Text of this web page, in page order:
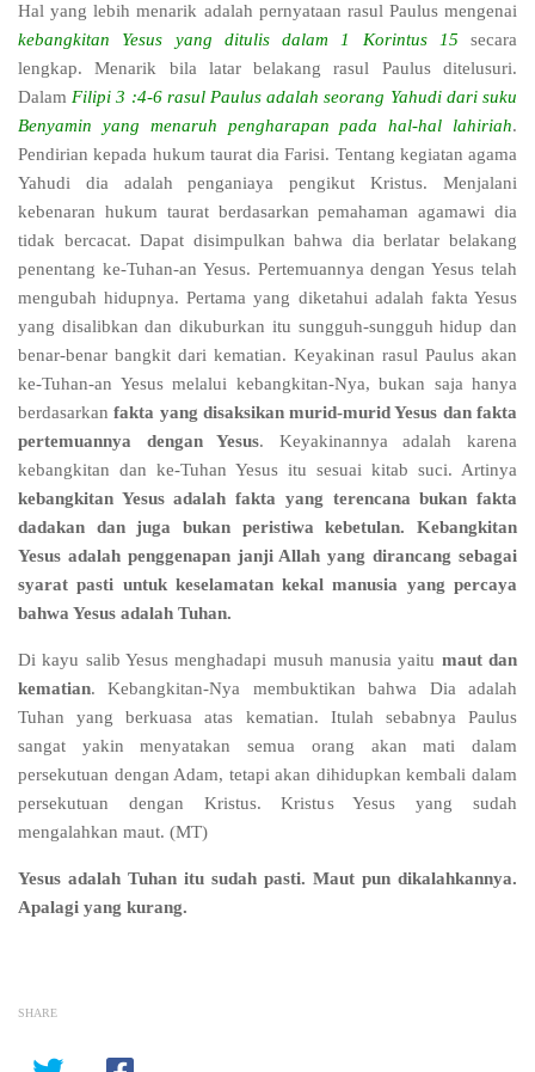
Hal yang lebih menarik adalah pernyataan rasul Paulus mengenai
kebangkitan Yesus yang ditulis dalam 1 Korintus 15 secara
lengkap. Menarik bila latar belakang rasul Paulus ditelusuri.
Dalam Filipi 3 :4-6 rasul Paulus adalah seorang Yahudi dari suku
Benyamin yang menaruh pengharapan pada hal-hal lahiriah.
Pendirian kepada hukum taurat dia Farisi. Tentang kegiatan agama
Yahudi dia adalah penganiaya pengikut Kristus. Menjalani
kebenaran hukum taurat berdasarkan pemahaman agamawi dia
tidak bercacat. Dapat disimpulkan bahwa dia berlatar belakang
penentang ke-Tuhan-an Yesus. Pertemuannya dengan Yesus telah
mengubah hidupnya. Pertama yang diketahui adalah fakta Yesus
yang disalibkan dan dikuburkan itu sungguh-sungguh hidup dan
benar-benar bangkit dari kematian. Keyakinan rasul Paulus akan
ke-Tuhan-an Yesus melalui kebangkitan-Nya, bukan saja hanya
berdasarkanfakta yang disaksikan murid-murid Yesus dan fakta
pertemuannya dengan Yesus. Keyakinannya adalah karena
kebangkitan dan ke-Tuhan Yesus itu sesuai kitab suci. Artinya
kebangkitan Yesus adalah fakta yang terencana bukan fakta
dadakan dan juga bukan peristiwa kebetulan. Kebangkitan
Yesus adalah penggenapan janji Allah yang dirancang sebagai
syarat pasti untuk keselamatan kekal manusia yang percaya
bahwa Yesus adalah Tuhan.
Di kayu salib Yesus menghadapi musuh manusia yaitu maut dan
kematian. Kebangkitan-Nya membuktikan bahwa Dia adalah
Tuhan yang berkuasa atas kematian. Itulah sebabnya Paulus
sangat yakin menyatakan semua orang akan mati dalam
persekutuan dengan Adam, tetapi akan dihidupkan kembali dalam
persekutuan dengan Kristus. Kristus Yesus yang sudah
mengalahkan maut. (MT)
Yesus adalah Tuhan itu sudah pasti. Maut pun dikalahkannya.
Apalagi yang kurang.
SHARE